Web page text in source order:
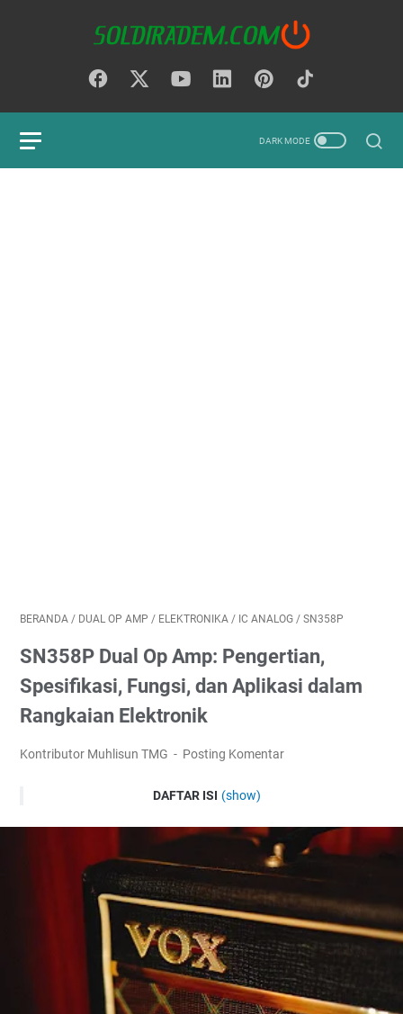
BERANDA / DUAL OP AMP / ELEKTRONIKA / IC ANALOG / SN358P
SN358P Dual Op Amp: Pengertian,
Spesifikasi, Fungsi, dan Aplikasi dalam
Rangkaian Elektronik
Kontributor Muhlisun TMG Posting Komentar
DAFTAR ISI (show)
Spesifikasi SN358P Dual Op Amp
Konfigurasi Pin SN358P
Pin Op Amp A
Pin Catu Daya
Pin Op Amp B
Karakteristik Utama SN358P
1. Bekerja dengan Tegangan Tunggal